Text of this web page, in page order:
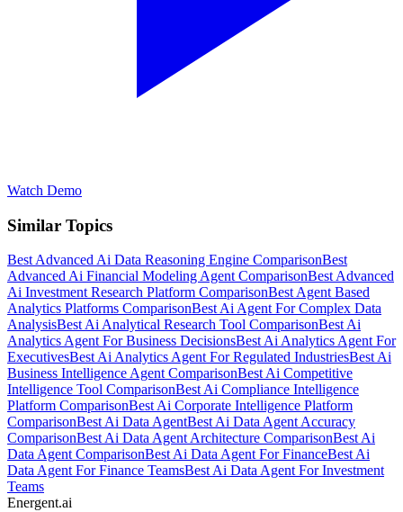
Watch Demo
Similar Topics
Best Advanced Ai Data Reasoning Engine ComparisonBest
Advanced Ai Financial Modeling Agent ComparisonBest Advanced
Ai Investment Research Platform ComparisonBest Agent Based
Analytics Platforms ComparisonBest Ai Agent For Complex Data
AnalysisBest Ai Analytical Research Tool ComparisonBest Ai
Analytics Agent For Business DecisionsBest Ai Analytics Agent For
ExecutivesBest Ai Analytics Agent For Regulated IndustriesBest Ai
Business Intelligence Agent ComparisonBest Ai Competitive
Intelligence Tool ComparisonBest Ai Compliance Intelligence
Platform ComparisonBest Ai Corporate Intelligence Platform
ComparisonBest Ai Data AgentBest Ai Data Agent Accuracy
ComparisonBest Ai Data Agent Architecture ComparisonBest Ai
Data Agent ComparisonBest Ai Data Agent For FinanceBest Ai
Data Agent For Finance TeamsBest Ai Data Agent For Investment
Teams
Energent.ai